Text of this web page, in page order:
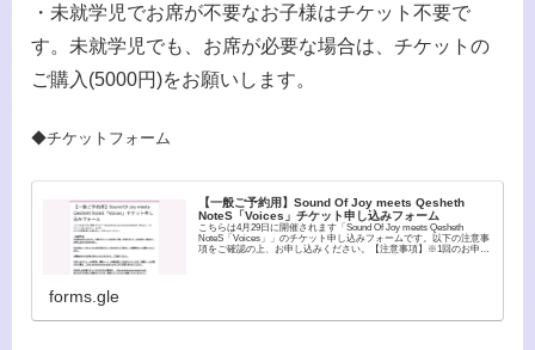
・未就学児でお席が不要なお子様はチケット不要で
す。未就学児でも、お席が必要な場合は、チケットの
ご購入(5000円)をお願いします。
◆チケットフォーム
【一般ご予約用】Sound Of Joy meets Qesheth
NoteS「Voices」チケット申し込みフォーム
こちらは4月29日に開催されます「Sound Of Joy meets Qesheth
NoteS「Voices」」のチケット申し込みフォームです。以下の注意事
項をご確認の上、お申し込みください。【注意事項】※1回のお申し
forms.gle